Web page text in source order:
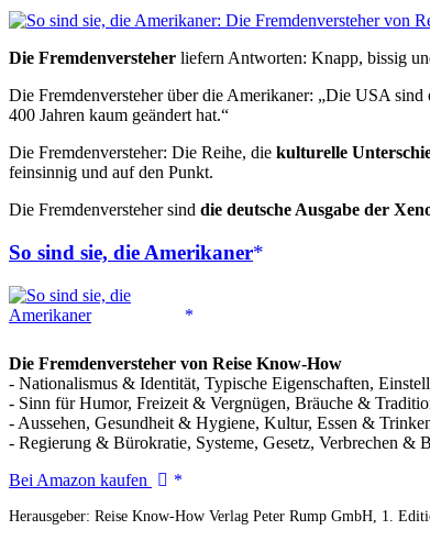
Die Fremdenversteher liefern Antworten: Knapp, bissig
Die Fremdenversteher über die Amerikaner: „Die USA
400 Jahren kaum geändert hat.“
Die Fremdenversteher: Die Reihe, die kulturelle
feinsinnig und auf den Punkt.
Die Fremdenversteher sind die deutsche Ausgabe der
So sind sie, die Amerikaner
Die Fremdenversteher von Reise Know-How
- Nationalismus & Identität, Typische Eigenschaften,
- Sinn für Humor, Freizeit & Vergnügen, Bräuche &
- Aussehen, Gesundheit & Hygiene, Kultur, Essen &
- Regierung & Bürokratie, Systeme, Gesetz, Verbrechen &
So
sie,
Bei Amazon kaufen
Herausgeber: Reise Know-How Verlag Peter Rump GmbH, 1.